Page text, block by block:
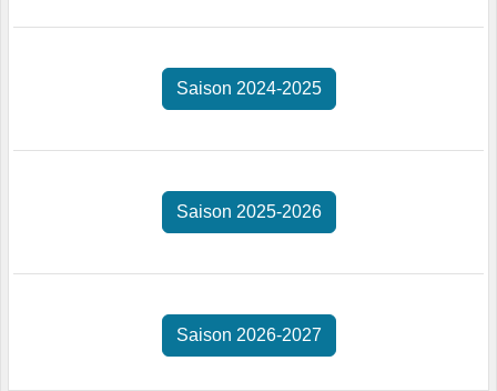
Saison 2024-2025
Saison 2025-2026
Saison 2026-2027